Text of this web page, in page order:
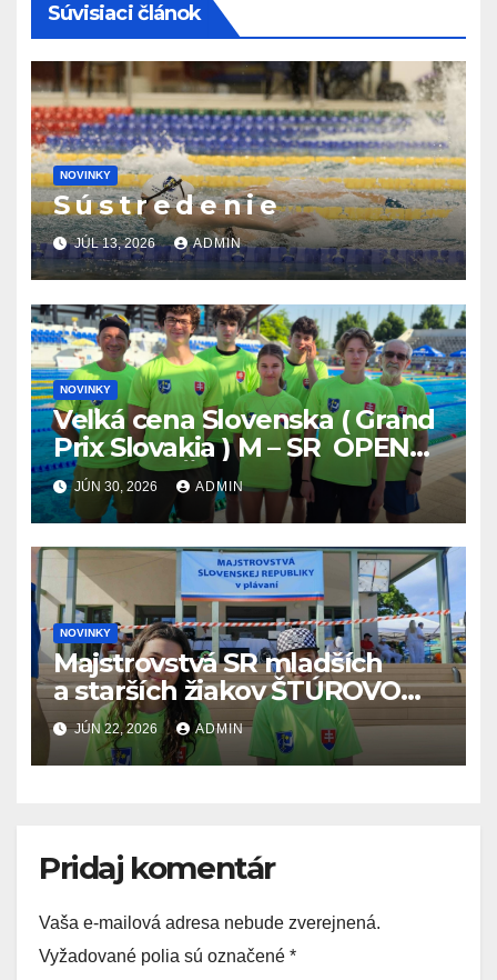
Súvisiaci článok
NOVINKY
S ú s t r e d e n i e
JÚL 13, 2026 ADMIN
NOVINKY
Veľká cena Slovenska ( Grand
Prix Slovakia ) M – SR OPEN
v plávaní. Šamorín 26.6. –
28.6.2026
JÚN 30, 2026 ADMIN
NOVINKY
Majstrovstvá SR mladších
a starších žiakov ŠTÚROVO
19.6. – 21.6.2026
JÚN 22, 2026 ADMIN
Pridaj komentár
Vaša e-mailová adresa nebude zverejnená.
Vyžadované polia sú označené *